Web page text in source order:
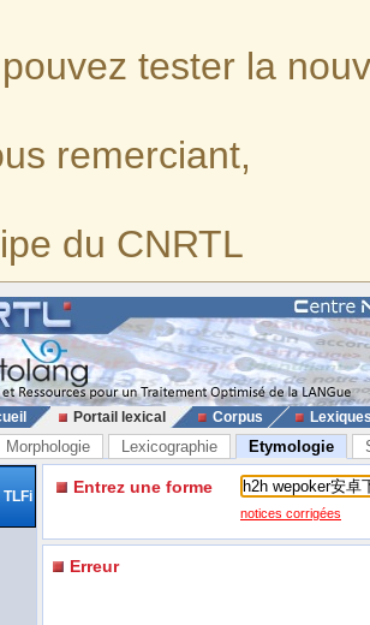
tester la
remerciant,
du CNRTL
Portail lexical Corpus
Morphologie Lexicographie Etymologie
TLFi Entrez une forme
notices corrigées
Erreur